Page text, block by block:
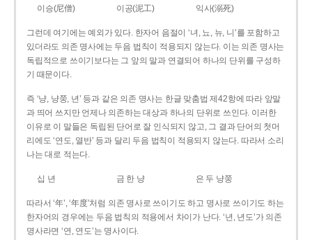
이승(尼僧)
이공(泥工) 익사(溺死)
그런데 여기에는 예외가 있다. 한자어 음절이 ‘녀, 뇨, 뉴, 니’를 포함하고
있더라도 의존 명사에는 두음 법칙이 적용되지 않는다. 이는 의존 명사는
독립적으로 쓰이기보다는 그 앞의 말과 연결되어 하나의 단위를 구성하
기 때문이다.
즉 ‘냥, 냥쭝, 년’ 등과 같은 의존 명사는 한글 맞춤법 제42항에 따라 앞말
과 띄어 쓰지만 언제나 의존하는 대상과 하나의 단위로 쓰인다. 이러한
이유로 이 말들은 독립된 단어로 잘 인식되지 않고, 그 결과 단어의 첫머
리에도 ‘연도, 열반’ 등과 달리 두음 법칙이 적용되지 않는다. 따라서 소리
나는 대로 적는다.
십 년 금 한 냥 은 두 냥쭝
따라서 ‘年’, ‘年度’처럼 의존 명사로 쓰이기도 하고 명사로 쓰이기도 하는
한자어의 경우에는 두음 법칙의 적용에서 차이가 난다. ‘년, 년도’가 의존
명사라면 ‘연, 연도’는 명사이다.